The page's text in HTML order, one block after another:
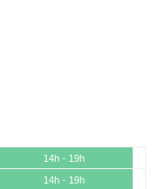
14h - 19h
14h - 19h